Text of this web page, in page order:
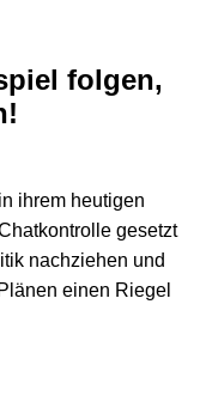
folgen,
ihrem heutigen
gesetzt
nachziehen und
einen Riegel